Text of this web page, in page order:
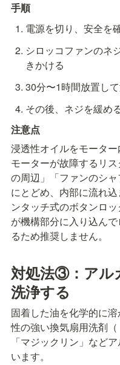
手順
電源を切り、安全を
シロッコファンのネ
きかける
30分〜1時間放置し
その後、ネジを緩め
注意点
浸透性オイルをモーター
モーターが故障するリ
の周辺」「ファンのシ
にとどめ、内部に流れ
ンタッチ式のボタンロ
が機構部分に入り込ん
るため推奨しません。
対処法③：アル
洗浄する
固着した油を化学的に
性の強い換気扇用洗剤（
「マジックリン」など
います。